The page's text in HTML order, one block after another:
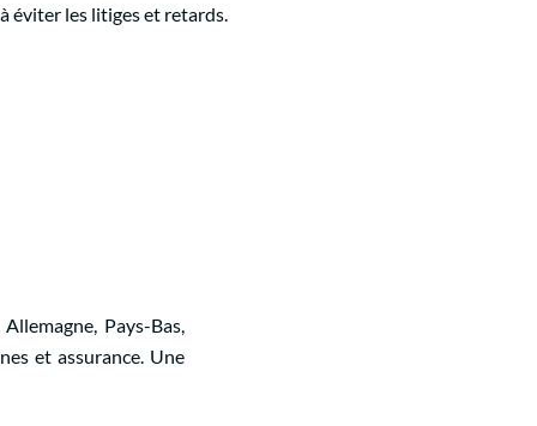
éviter les litiges et retards.
Pays-Bas,
et assurance. Une